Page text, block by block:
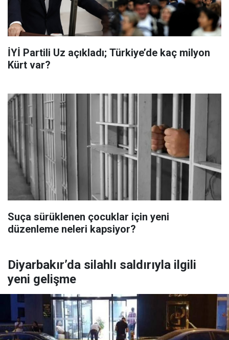
İYİ Partili Uz açıkladı; Türkiye’de kaç milyon
Kürt var?
Suça sürüklenen çocuklar için yeni
düzenleme neleri kapsiyor?
Diyarbakır’da silahlı saldırıyla ilgili
yeni gelişme